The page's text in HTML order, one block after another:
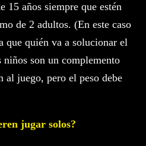
15 años siempre que estén
de 2 adultos. (En este caso
que quién va a solucionar el
son un complemento
al juego, pero el peso debe
jugar solos?